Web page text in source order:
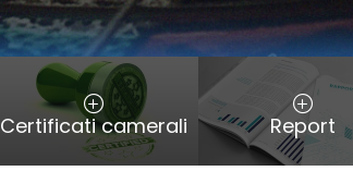
Certificati camerali Report